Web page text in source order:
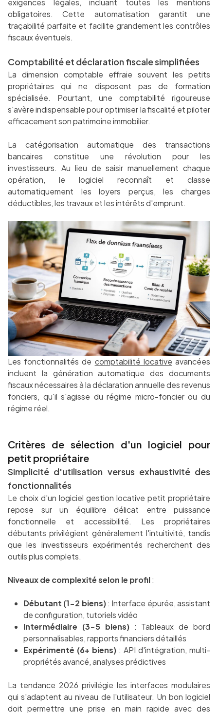
obligatoires. Cette automatisation garantit une
traçabilité parfaite et facilite grandement les contrôles
fiscaux éventuels.
Comptabilité et déclaration fiscale simplifiées
La dimension comptable effraie souvent les petits
propriétaires qui ne disposent pas de formation
spécialisée. Pourtant, une comptabilité rigoureuse
s'avère indispensable pour optimiser la fiscalité et piloter
efficacement son patrimoine immobilier.
La catégorisation automatique des transactions
bancaires constitue une révolution pour les
investisseurs. Au lieu de saisir manuellement chaque
opération, le logiciel reconnaît et classe
automatiquement les loyers perçus, les charges
déductibles, les travaux et les intérêts d'emprunt.
Les fonctionnalités de comptabilité locative avancées
incluent la génération automatique des documents
fiscaux nécessaires à la déclaration annuelle des revenus
fonciers, qu'il s'agisse du régime micro-foncier ou du
régime réel.
Critères de sélection d'un logiciel pour
petit propriétaire
Simplicité d'utilisation versus exhaustivité des
fonctionnalités
Le choix d'un logiciel gestion locative petit propriétaire
repose sur un équilibre délicat entre puissance
fonctionnelle et accessibilité. Les propriétaires
débutants privilégient généralement l'intuitivité, tandis
que les investisseurs expérimentés recherchent des
outils plus complets.
Niveaux de complexité selon le profil:
Débutant (1-2 biens): Interface épurée, assistant
de configuration, tutoriels vidéo
Intermédiaire (3-5 biens): Tableaux de bord
personnalisables, rapports financiers détaillés
Expérimenté (6+ biens) : API d'intégration, multi-
propriétés avancé, analyses prédictives
La tendance 2026 privilégie les interfaces modulaires
qui s'adaptent au niveau de l'utilisateur. Un bon logiciel
doit permettre une prise en main rapide avec des